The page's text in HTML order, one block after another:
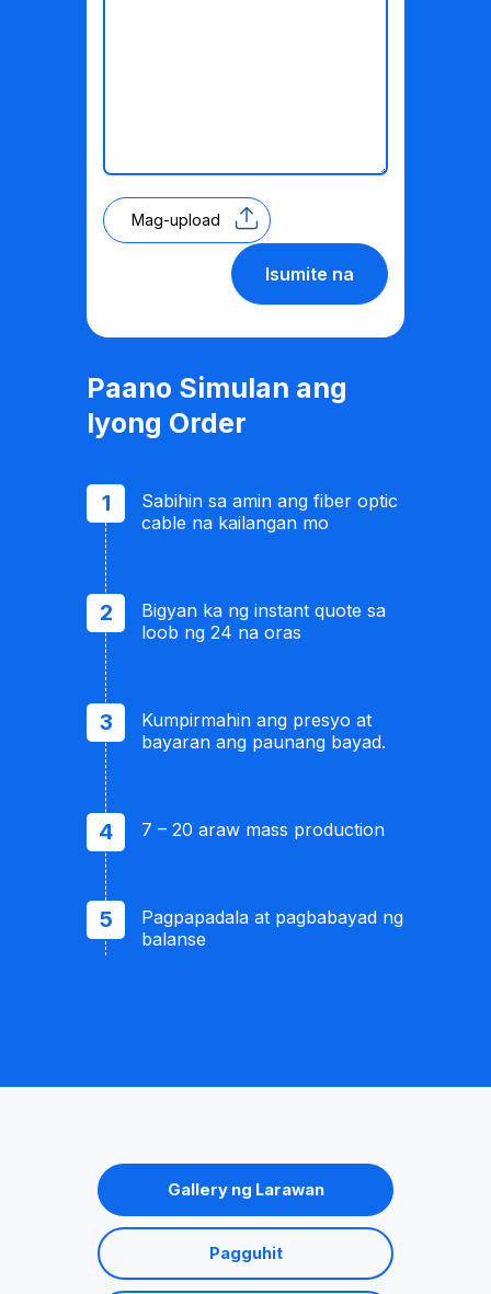
Mag-upload
Isumite na
Paano Simulan ang
Iyong Order
Sabihin sa amin ang fiber optic
cable na kailangan mo
Bigyan ka ng instant quote sa
loob ng 24 na oras
Kumpirmahin ang presyo at
bayaran ang paunang bayad.
7 – 20 araw mass production
Pagpapadala at pagbabayad ng
balanse
Gallery ng Larawan
Pagguhit